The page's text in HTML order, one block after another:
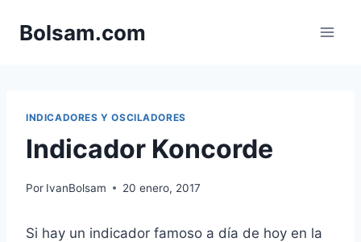
Bolsam.com
INDICADORES Y OSCILADORES
Indicador Koncorde
Por IvanBolsam 20 enero, 2017
Si hay un indicador famoso a día de hoy en la